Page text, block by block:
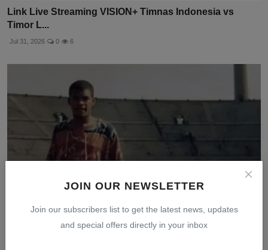
JOIN OUR NEWSLETTER
Join our subscribers list to get the latest news, updates
and special offers directly in your inbox
Link Live Streaming VISION+ Timnas Indonesia vs
Timor L...
Jul 31, 2026 0 6
Miro Baldo Bento, Mantan Striker Timnas Indonesia